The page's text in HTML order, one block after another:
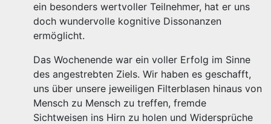
ein besonders wertvoller Teilnehmer, hat er uns
doch wundervolle kognitive Dissonanzen
ermöglicht.
Das Wochenende war ein voller Erfolg im Sinne
des angestrebten Ziels. Wir haben es geschafft,
uns über unsere jeweiligen Filterblasen hinaus von
Mensch zu Mensch zu treffen, fremde
Sichtweisen ins Hirn zu holen und Widersprüche